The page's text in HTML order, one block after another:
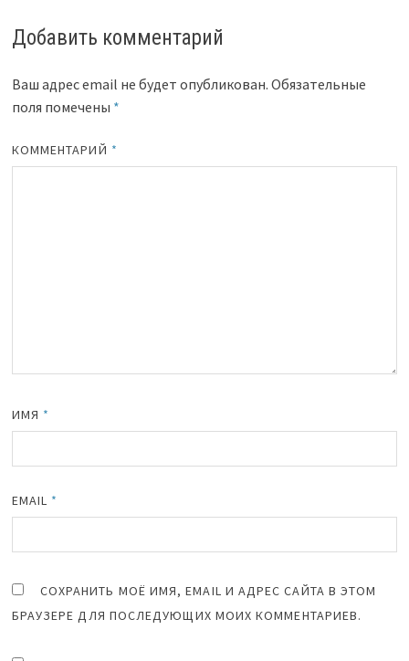
Добавить комментарий
Ваш адрес email не будет опубликован. Обязательные
поля помечены *
КОММЕНТАРИЙ *
ИМЯ *
EMAIL *
СОХРАНИТЬ МОЁ ИМЯ, EMAIL И АДРЕС САЙТА В ЭТОМ
БРАУЗЕРЕ ДЛЯ ПОСЛЕДУЮЩИХ МОИХ КОММЕНТАРИЕВ.